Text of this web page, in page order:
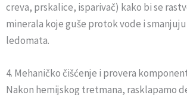
creva, prskalice, isparivač) kako bi se
minerala koje guše protok vode i
ledomata.
4. Mehaničko čišćenje i provera
Nakon hemijskog tretmana, rasklapamo